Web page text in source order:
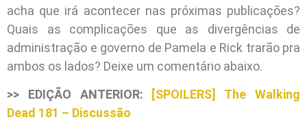
acha que irá acontecer nas próximas publicações?
Quais as complicações que as divergências de
administração e governo de Pamela e Rick trarão pra
ambos os lados? Deixe um comentário abaixo.
>> EDIÇÃO ANTERIOR:
[SPOILERS] The Walking
Dead 181 – Discussão